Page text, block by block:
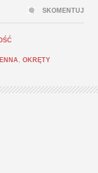
OKRĘTY
SKOMENTUJ